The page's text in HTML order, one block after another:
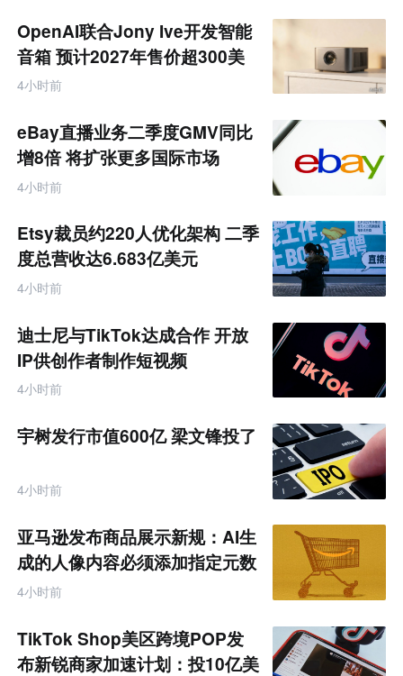
产
业
互
联
网
OpenAI联合Jony Ive开发智能
音箱 预计2027年售价超300美
元
4小时前
eBay直播业务二季度GMV同比
增8倍 将扩张更多国际市场
4小时前
Etsy裁员约220人优化架构 二季
度总营收达6.683亿美元
4小时前
迪士尼与TikTok达成合作 开放
IP供创作者制作短视频
4小时前
宇树发行市值600亿 梁文锋投了
4小时前
亚马逊发布商品展示新规：AI生
成的人像内容必须添加指定元数
据
4小时前
TikTok Shop美区跨境POP发
布新锐商家加速计划：投10亿美